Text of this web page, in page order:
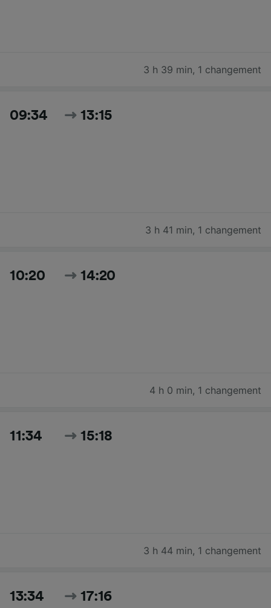
3 h 39 min, 1 changement
09:34 13:15
3 h 41 min, 1 changement
10:20 14:20
4 h 0 min, 1 changement
11:34 15:18
3 h 44 min, 1 changement
13:34 17:16